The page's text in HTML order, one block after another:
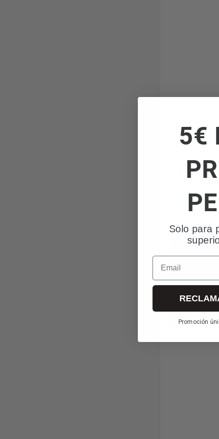
Orbegozo
20 Litros
5 Niveles de
¡RECÍBELO YA!
*Envío gratuito
5€
Solo para
Email
Promoción